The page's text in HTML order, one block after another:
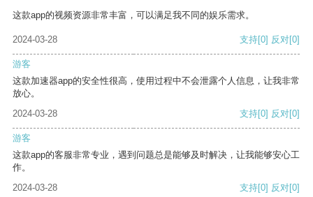
这款app的视频资源非常丰富，可以满足我不同的娱乐需求。
2024-03-28 支持[0] 反对[0]
游客
这款加速器app的安全性很高，使用过程中不会泄露个人信息，让我非常
放心。
2024-03-28
支持[0] 反对[0]
游客
这款app的客服非常专业，遇到问题总是能够及时解决，让我能够安心工
作。
2024-03-28
支持[0] 反对[0]